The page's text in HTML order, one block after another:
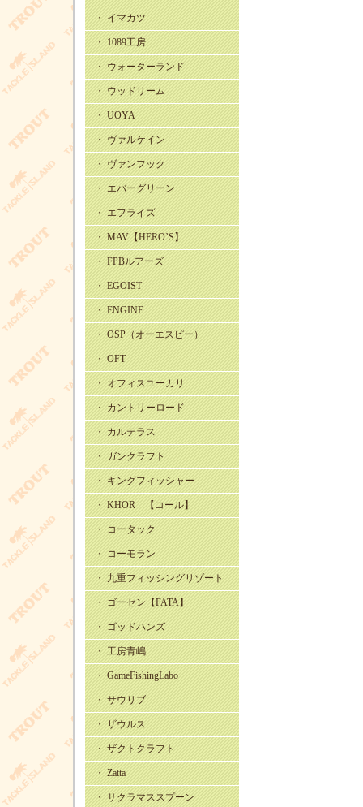
・ イマカツ
・ 1089工房
・ ウォーターランド
・ ウッドリーム
・ UOYA
・ ヴァルケイン
・ ヴァンフック
・ エバーグリーン
・ エフライズ
・ MAV【HERO’S】
・ FPBルアーズ
・ EGOIST
・ ENGINE
・ OSP（オーエスピー）
・ OFT
・ オフィスユーカリ
・ カントリーロード
・ カルテラス
・ ガンクラフト
・ キングフィッシャー
・ KHOR 【コール】
・ コータック
・ コーモラン
・ 九重フィッシングリゾート
・ ゴーセン【FATA】
・ ゴッドハンズ
・ 工房青嶋
・ GameFishingLabo
・ サウリブ
・ ザウルス
・ ザクトクラフト
・ Zatta
・ サクラマススプーン